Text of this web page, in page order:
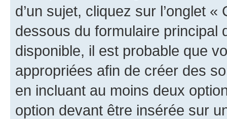
d’un sujet, cliquez sur l’onglet
dessous du formulaire principal
disponible, il est probable que
appropriées afin de créer des
en incluant au moins deux
option devant être insérée sur